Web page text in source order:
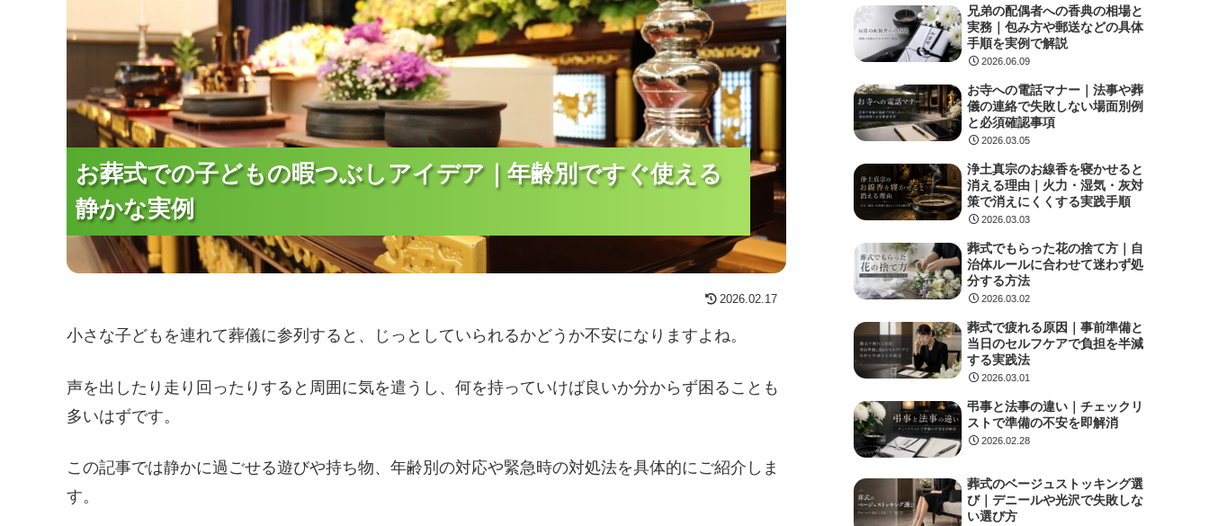
お葬式での子どもの暇つぶしアイデア｜年齢別ですぐ使える
静かな実例
お葬式での子どもの暇つぶしアイデア｜年齢別ですぐ使える
静かな実例
お葬式での子どもの暇つぶしアイデア｜年齢別ですぐ使える
静かな実例
2026.02.17
小さな子どもを連れて葬儀に参列すると、じっとしていられるかどうか不安になりますよね。
声を出したり走り回ったりすると周囲に気を遣うし、何を持っていけば良いか分からず困ることも
多いはずです。
この記事では静かに過ごせる遊びや持ち物、年齢別の対応や緊急時の対処法を具体的にご紹介しま
す。
兄弟の配偶者への香典の相場と
実務｜包み方や郵送などの具体
手順を実例で解説
2026.06.09
お寺への電話マナー｜法事や葬
儀の連絡で失敗しない場面別例
と必須確認事項
2026.03.05
浄土真宗のお線香を寝かせると
消える理由｜火力・湿気・灰対
策で消えにくくする実践手順
2026.03.03
葬式でもらった花の捨て方｜自
治体ルールに合わせて迷わず処
分する方法
2026.03.02
葬式で疲れる原因｜事前準備と
当日のセルフケアで負担を半減
する実践法
2026.03.01
弔事と法事の違い｜チェックリ
ストで準備の不安を即解消
2026.02.28
葬式のベージュストッキング選
び｜デニールや光沢で失敗しな
い選び方